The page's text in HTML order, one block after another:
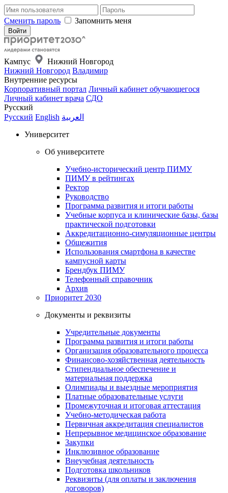
Сменить пароль Запомнить меня
Кампус
Нижний Новгород
Нижний Новгород Владимир
Внутренние ресурсы
Корпоративный портал Личный кабинет обучающегося
Личный кабинет врача СДО
Русский
Русский English العربية
Университет
Об университете
Учебно-исторический центр ПИМУ
ПИМУ в рейтингах
Ректор
Руководство
Программа развития и итоги работы
Учебные корпуса и клинические базы, базы
практической подготовки
Аккредитационно-симуляционные центры
Общежития
Использования смартфона в качестве
кампусной карты
Брендбук ПИМУ
Телефонный справочник
Архив
Приоритет 2030
Документы и реквизиты
Учредительные документы
Программа развития и итоги работы
Организация образовательного процесса
Финансово-хозяйственная деятельность
Стипендиальное обеспечение и
материальная поддержка
Олимпиады и выездные мероприятия
Платные образовательные услуги
Промежуточная и итоговая аттестация
Учебно-методическая работа
Первичная аккредитация специалистов
Непрерывное медицинское образование
Закупки
Инклюзивное образование
Внеучебная деятельность
Подготовка школьников
Реквизиты (для оплаты и заключения
договоров)